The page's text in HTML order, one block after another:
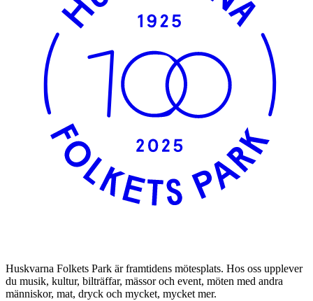
Huskvarna Folkets Park är framtidens mötesplats. Hos oss upplever
du musik, kultur, bilträffar, mässor och event, möten med andra
människor, mat, dryck och mycket, mycket mer.